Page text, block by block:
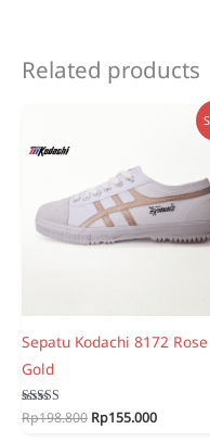
Related products
Sepatu Kodachi 8172 Rose
Gold
Rated
5.00
Rp198.800 Original
Rp155.000Current